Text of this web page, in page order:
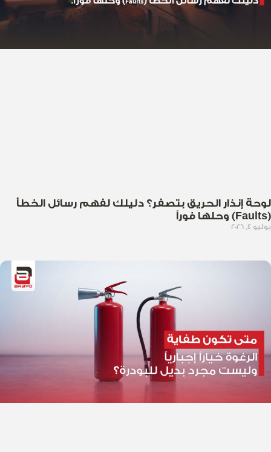
لوحة إنذار الحريق بتصفر؟ دليلك لفهم رسائل الخطأ
(Faults) وحلها فوراً
يوليو 4, 2026